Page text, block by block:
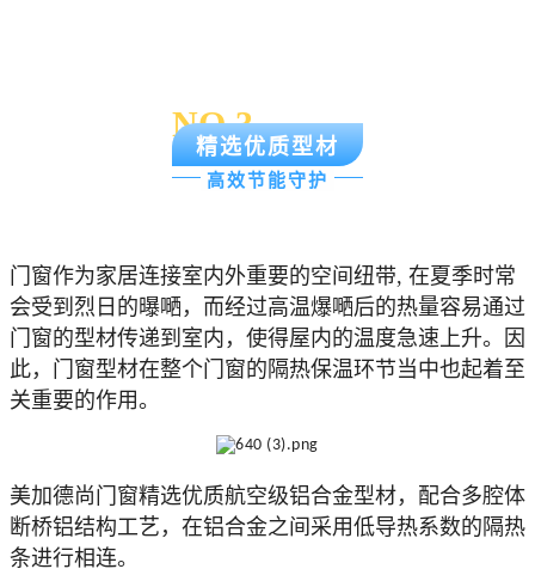
NO.3
精选优质型材
高效节能守护
门窗作为家居连接室内外重要的空间纽带, 在夏季时常
会受到烈日的曝嗮，而经过高温爆嗮后的热量容易通过
门窗的型材传递到室内，使得屋内的温度急速上升。因
此，门窗型材在整个门窗的隔热保温环节当中也起着至
关重要的作用。
美加德尚门窗精选优质航空级铝合金型材，配合多腔体
断桥铝结构工艺，在铝合金之间采用低导热系数的隔热
条进行相连。